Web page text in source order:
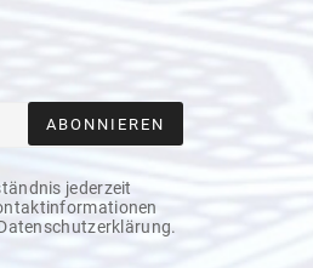
ABONNIEREN
jederzeit